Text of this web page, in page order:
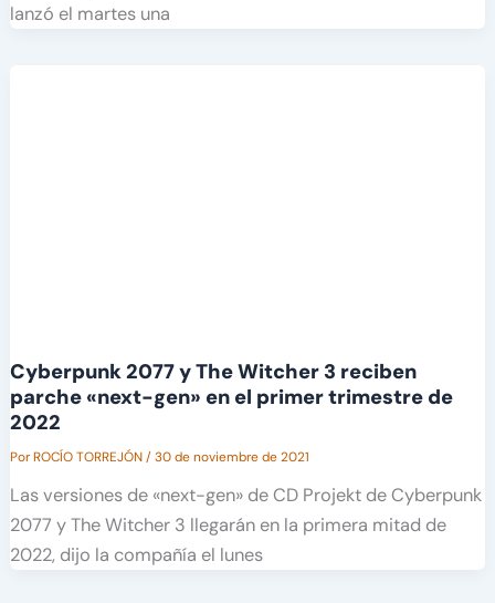
lanzó el martes una
Cyberpunk 2077 y The Witcher 3 reciben
parche «next-gen» en el primer trimestre de
2022
PorROCÍO TORREJÓN/30 de noviembre de 2021
Las versiones de «next-gen» de CD Projekt de Cyberpunk
2077 y The Witcher 3 llegarán en la primera mitad de
2022, dijo la compañía el lunes